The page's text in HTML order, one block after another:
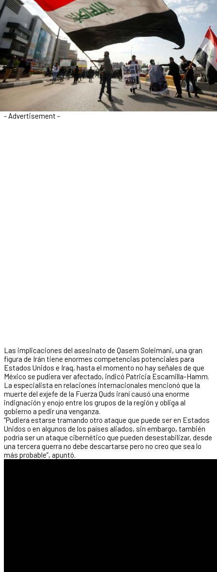
- Advertisement -
Las implicaciones del asesinato de Qasem Soleimani, una gran
figura de Irán tiene enormes competencias potenciales para
Estados Unidos e Iraq, hasta el momento no hay señales de que
México se pudiera ver afectado, indicó Patricia Escamilla-Hamm.
La especialista en relaciones internacionales mencionó que la
muerte del exjefe de la Fuerza Quds iraní causó una enorme
indignación y enojo entre los grupos de la región y obliga al
gobierno a pedir una venganza.
“Pudiera estarse tramando otro ataque que puede ser en Estados
Unidos o en algunos de los países aliados, sin embargo, también
podría ser un ataque cibernético que pueden desestabilizar, desde
una tercera guerra no debe descartarse pero no creo que sea lo
más probable”, apuntó.